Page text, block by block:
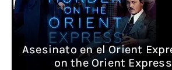
Asesinato en el Orient
on the Orient